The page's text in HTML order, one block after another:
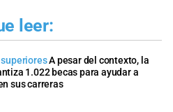
leer:
A pesar del contexto, la
1.022 becas para ayudar a
sus carreras